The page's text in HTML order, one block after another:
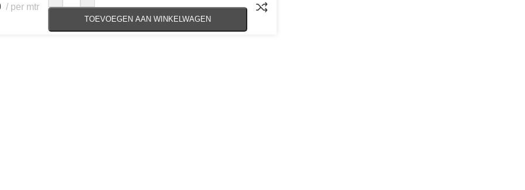
per mtr
TOEVOEGEN AAN WINKELWAGEN